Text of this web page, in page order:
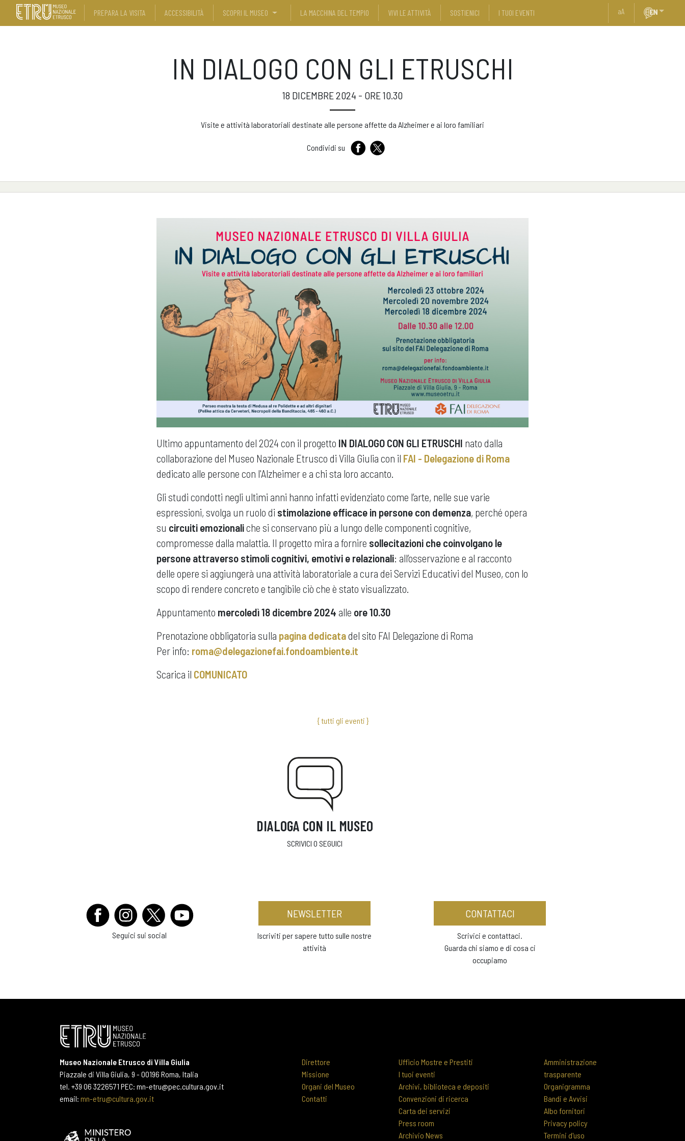
PREPARA LA VISITA ACCESSIBILITÀ SCOPRI IL MUSEO LA MACCHINA DEL TEMPIO VIVI LE ATTIVITÀ SOSTIENICI I TUOI EVENTI aA
IN DIALOGO CON GLI ETRUSCHI
18 DICEMBRE 2024 - ORE 10.30
Visite e attività laboratoriali destinate alle persone affette da Alzheimer e ai loro familiari
Condividi su
Ultimo appuntamento del 2024 con il progetto IN DIALOGO CON GLI ETRUSCHI nato dalla
collaborazione del Museo Nazionale Etrusco di Villa Giulia con il FAI - Delegazione di Roma
dedicato alle persone con l'Alzheimer e a chi sta loro accanto.
Gli studi condotti negli ultimi anni hanno infatti evidenziato come l’arte, nelle sue varie
espressioni, svolga un ruolo di stimolazione efficace in persone con demenza, perché opera
su circuiti emozionaliche si conservano più a lungo delle componenti cognitive,
compromesse dalla malattia. Il progetto mira a fornire sollecitazioni che coinvolgano le
persone attraverso stimoli cognitivi, emotivi e relazionali: all’osservazione e al racconto
delle opere si aggiungerà una attività laboratoriale a cura dei Servizi Educativi del Museo, con lo
scopo di rendere concreto e tangibile ciò che è stato visualizzato.
Appuntamento mercoledì 18 dicembre 2024 alle ore 10.30
Prenotazione obbligatoria sulla pagina dedicatadel sito FAI Delegazione di Roma
Per info: roma@delegazionefai.fondoambiente.it
Scarica il COMUNICATO
{ tutti gli eventi }
DIALOGA CON IL MUSEO
SCRIVICI O SEGUICI
Seguici sui social
NEWSLETTER
Iscriviti per sapere tutto sulle nostre
attività
CONTATTACI
Scrivici e contattaci.
Guarda chi siamo e di cosa ci
occupiamo
Museo Nazionale Etrusco di Villa Giulia
Piazzale di Villa Giulia, 9 - 00196 Roma, Italia
tel. +39 06 3226571 PEC: mn-etru@pec.cultura.gov.it
email: mn-etru@cultura.gov.it
Direttore
Missione
Organi del Museo
Contatti
Ufficio Mostre e Prestiti
I tuoi eventi
Archivi, biblioteca e depositi
Convenzioni di ricerca
Carta dei servizi
Press room
Archivio News
Amministrazione
trasparente
Organigramma
Bandi e Avvisi
Albo fornitori
Privacy policy
Termini d'uso